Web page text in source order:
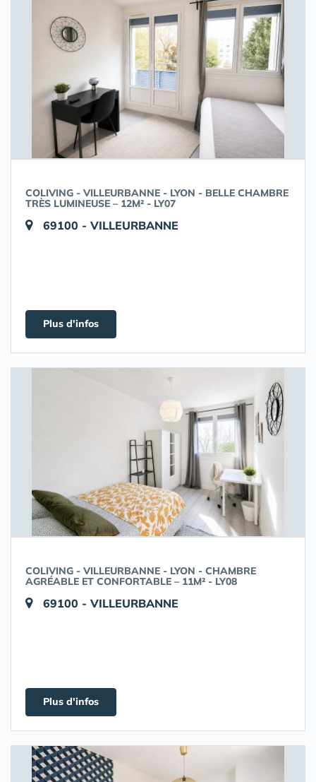
COLIVING - VILLEURBANNE - LYON - BELLE CHAMBRE
TRÈS LUMINEUSE – 12M² - LY07
69100 - VILLEURBANNE
Plus d'infos
COLIVING - VILLEURBANNE - LYON - CHAMBRE
AGRÉABLE ET CONFORTABLE – 11M² - LY08
69100 - VILLEURBANNE
Plus d'infos